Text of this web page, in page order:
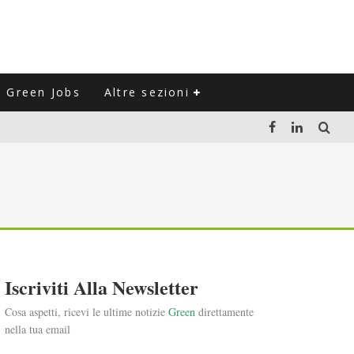
Green Jobs Altre sezioni
Iscriviti Alla Newsletter
Cosa aspetti, ricevi le ultime notizie Green direttamente
nella tua email